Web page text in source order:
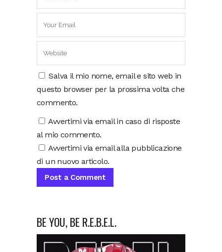
Salva il mio nome, email e sito web in
questo browser per la prossima volta che
commento.
Avvertimi via email in caso di risposte
al mio commento.
Avvertimi via email alla pubblicazione
di un nuovo articolo.
BE YOU, BE R.E.B.E.L.